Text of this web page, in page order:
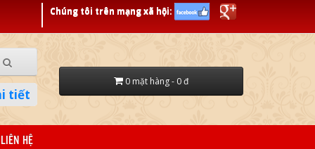
Chúng tôi trên mạng xã hội:
tiết
0 mặt hàng - 0 đ
LIÊN HỆ